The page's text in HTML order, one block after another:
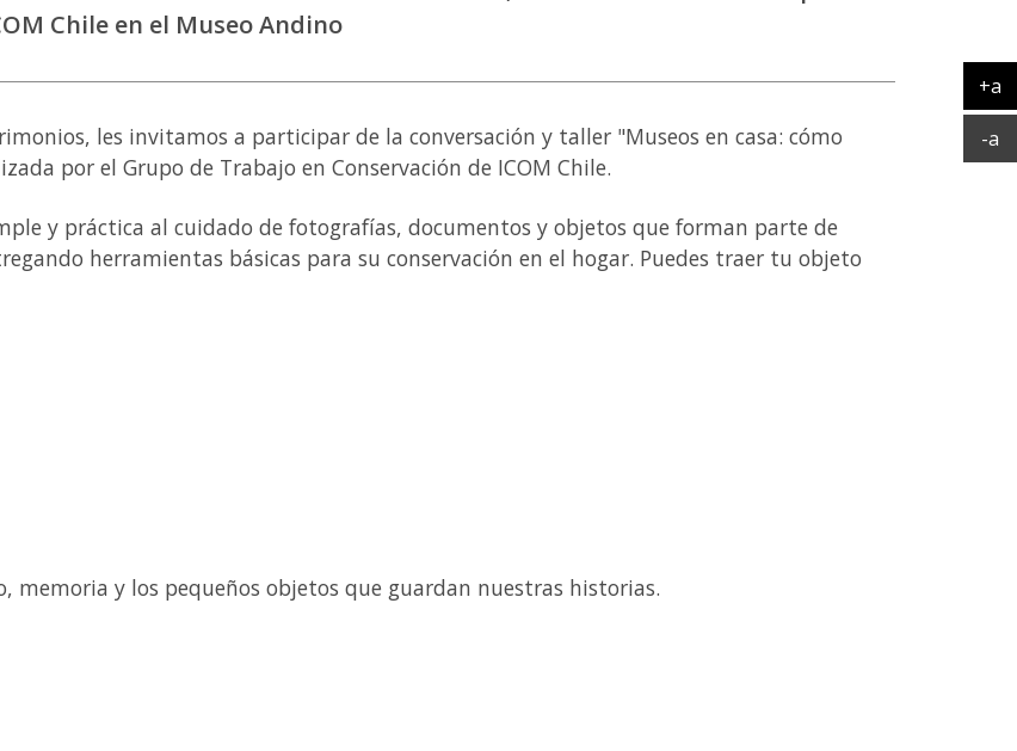
Chile en el Museo Andino
les invitamos a participar de la conversación y taller "Museos en casa: cómo
por el Grupo de Trabajo en Conservación de ICOM Chile.
y práctica al cuidado de fotografías, documentos y objetos que forman parte de
herramientas básicas para su conservación en el hogar. Puedes traer tu objeto
memoria y los pequeños objetos que guardan nuestras historias.
+a
-a